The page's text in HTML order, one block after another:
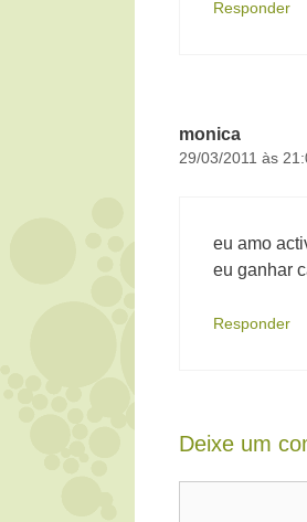
Responder
monica
29/03/2011 às
eu amo
eu ganhar
Responder
Deixe um